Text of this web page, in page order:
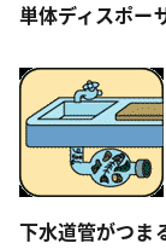
単体ディスポー
下水道管がつま